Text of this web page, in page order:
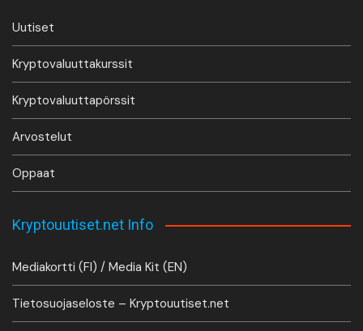
Uutiset
Kryptovaluuttakurssit
Kryptovaluuttapörssit
Arvostelut
Oppaat
Kryptouutiset.net Info
Mediakortti (FI) / Media Kit (EN)
Tietosuojaseloste – Kryptouutiset.net